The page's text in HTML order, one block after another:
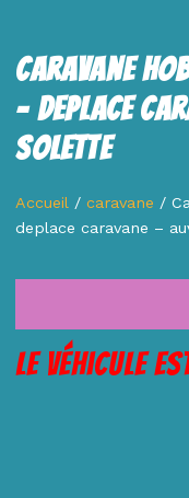
Caravane
– Deplace
Solette
Accueil /caravane /
deplace caravane –
Le véhicule